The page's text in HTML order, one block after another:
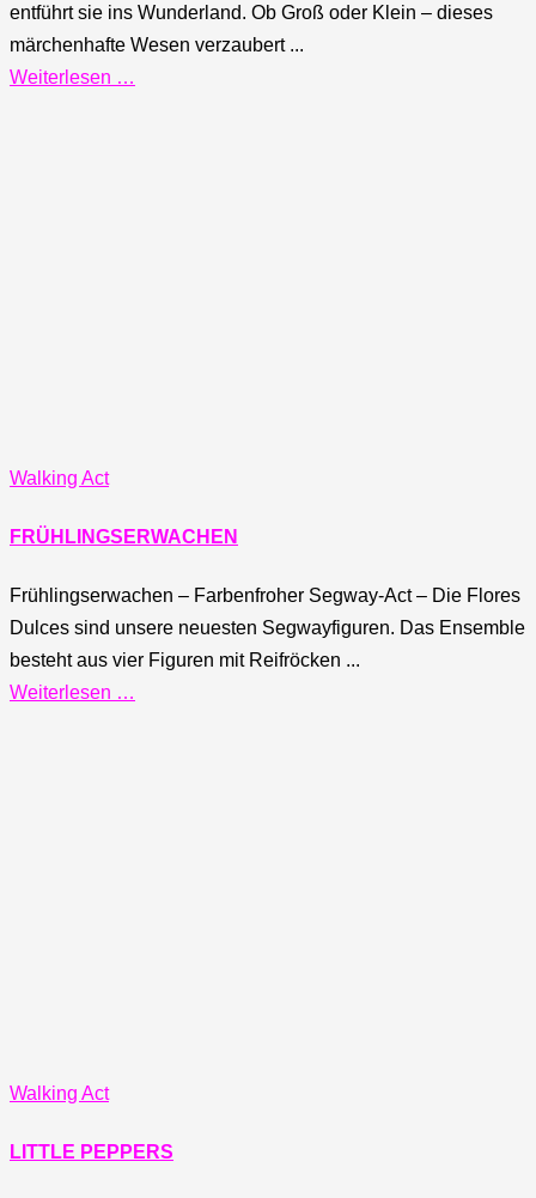
entführt sie ins Wunderland. Ob Groß oder Klein – dieses
märchenhafte Wesen verzaubert ...
Weiterlesen …
Walking Act
FRÜHLINGSERWACHEN
Frühlingserwachen – Farbenfroher Segway-Act – Die Flores
Dulces sind unsere neuesten Segwayfiguren. Das Ensemble
besteht aus vier Figuren mit Reifröcken ...
Weiterlesen …
Walking Act
LITTLE PEPPERS